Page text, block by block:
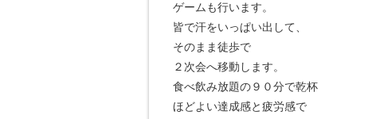
ゲームも行います。
皆で汗をいっぱい出して、
そのまま徒歩で
２次会へ移動します。
食べ飲み放題の９０分で乾杯
ほどよい達成感と疲労感で